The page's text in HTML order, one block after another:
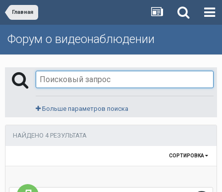
Главная
Форум о видеонаблюдении
Больше параметров поиска
НАЙДЕНО 4 РЕЗУЛЬТАТА
СОРТИРОВКА